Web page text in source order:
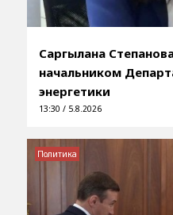
Саргылана
начальником
энергетики
13:30 / 5.8.2026
Политика